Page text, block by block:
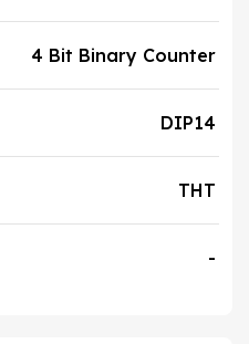
4 Bit Binary Counter
DIP14
THT
-